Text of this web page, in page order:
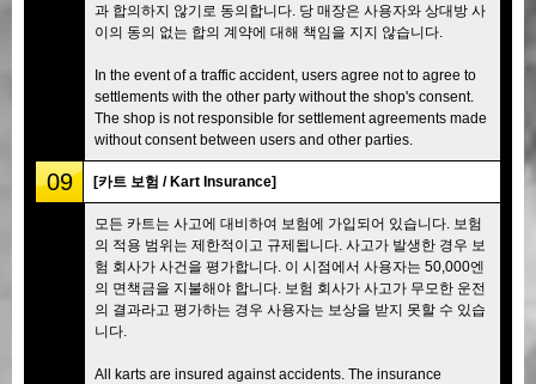
과 합의하지 않기로 동의합니다. 당 매장은 사용자와 상대방 사
이의 동의 없는 합의 계약에 대해 책임을 지지 않습니다.
In the event of a traffic accident, users agree not to agree to
settlements with the other party without the shop's consent.
The shop is not responsible for settlement agreements made
without consent between users and other parties.
09 [카트 보험 / Kart Insurance]
모든 카트는 사고에 대비하여 보험에 가입되어 있습니다. 보험
의 적용 범위는 제한적이고 규제됩니다. 사고가 발생한 경우 보
험 회사가 사건을 평가합니다. 이 시점에서 사용자는 50,000엔
의 면책금을 지불해야 합니다. 보험 회사가 사고가 무모한 운전
의 결과라고 평가하는 경우 사용자는 보상을 받지 못할 수 있습
니다.
All karts are insured against accidents. The insurance